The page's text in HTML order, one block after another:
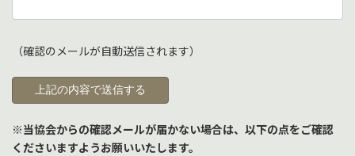
（確認のメールが自動送信されます）
※当協会からの確認メールが届かない場合は、以下の点をご確認
くださいますようお願いいたします。